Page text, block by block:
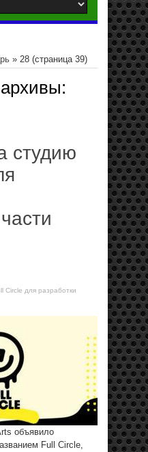
» 28 (страница 39)
студию
Circle для разработки
объявило
Full Circle,